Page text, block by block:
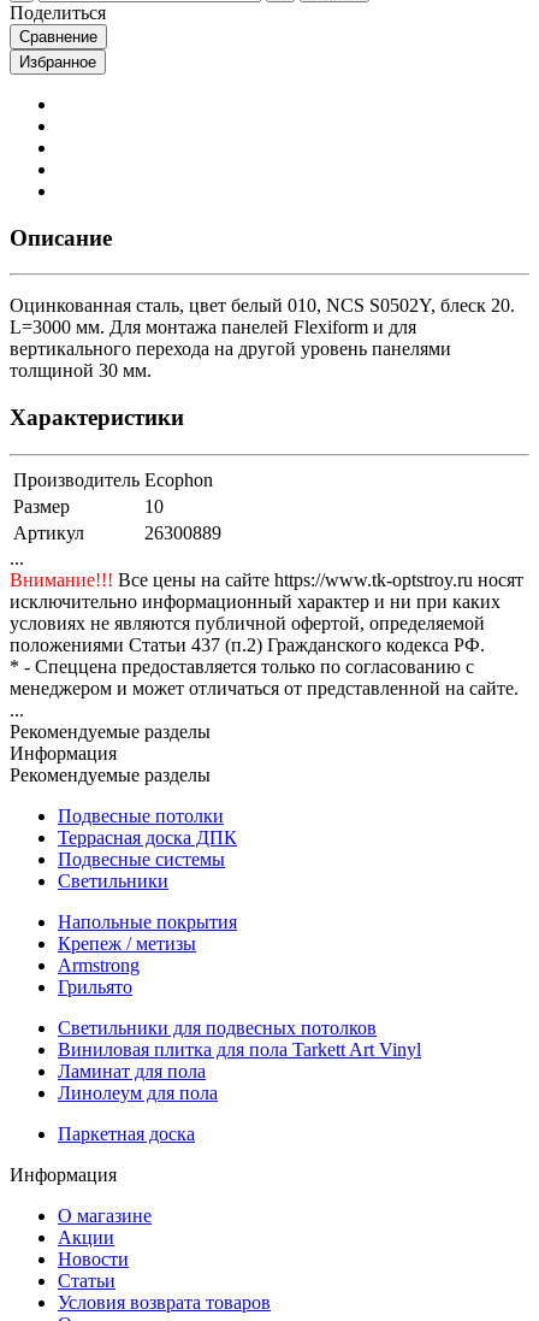
Поделиться
Сравнение
Избранное
Описание
Оцинкованная сталь, цвет белый 010, NCS S0502Y, блеск 20.
L=3000 мм. Для монтажа панелей Flexiform и для
вертикального перехода на другой уровень панелями
толщиной 30 мм.
Характеристики
Производитель Ecophon
Размер
10
Артикул
26300889
...
Внимание!!! Все цены на сайте https://www.tk-optstroy.ru носят
исключительно информационный характер и ни при каких
условиях не являются публичной офертой, определяемой
положениями Статьи 437 (п.2) Гражданского кодекса РФ.
* - Спеццена предоставляется только по согласованию с
менеджером и может отличаться от представленной на сайте.
...
Рекомендуемые разделы
Информация
Рекомендуемые разделы
Подвесные потолки
Террасная доска ДПК
Подвесные системы
Светильники
Напольные покрытия
Крепеж / метизы
Armstrong
Грильято
Светильники для подвесных потолков
Виниловая плитка для пола Tarkett Art Vinyl
Ламинат для пола
Линолеум для пола
Паркетная доска
Информация
О магазине
Акции
Новости
Статьи
Условия возврата товаров